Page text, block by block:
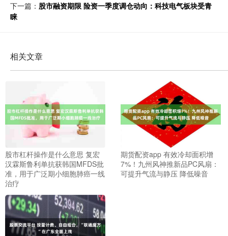
下一篇： 股市融资期限 险资一季度调仓动向：科技电气板块受青
睐
相关文章
股市杠杆操作是什么意思 复宏
汉霖斯鲁利单抗获韩国MFDS批
准，用于广泛期小细胞肺癌一线
治疗
期货配资app 有效冷却面积增
7%！九州风神推新品PC风扇：
可提升气流与静压 降低噪音